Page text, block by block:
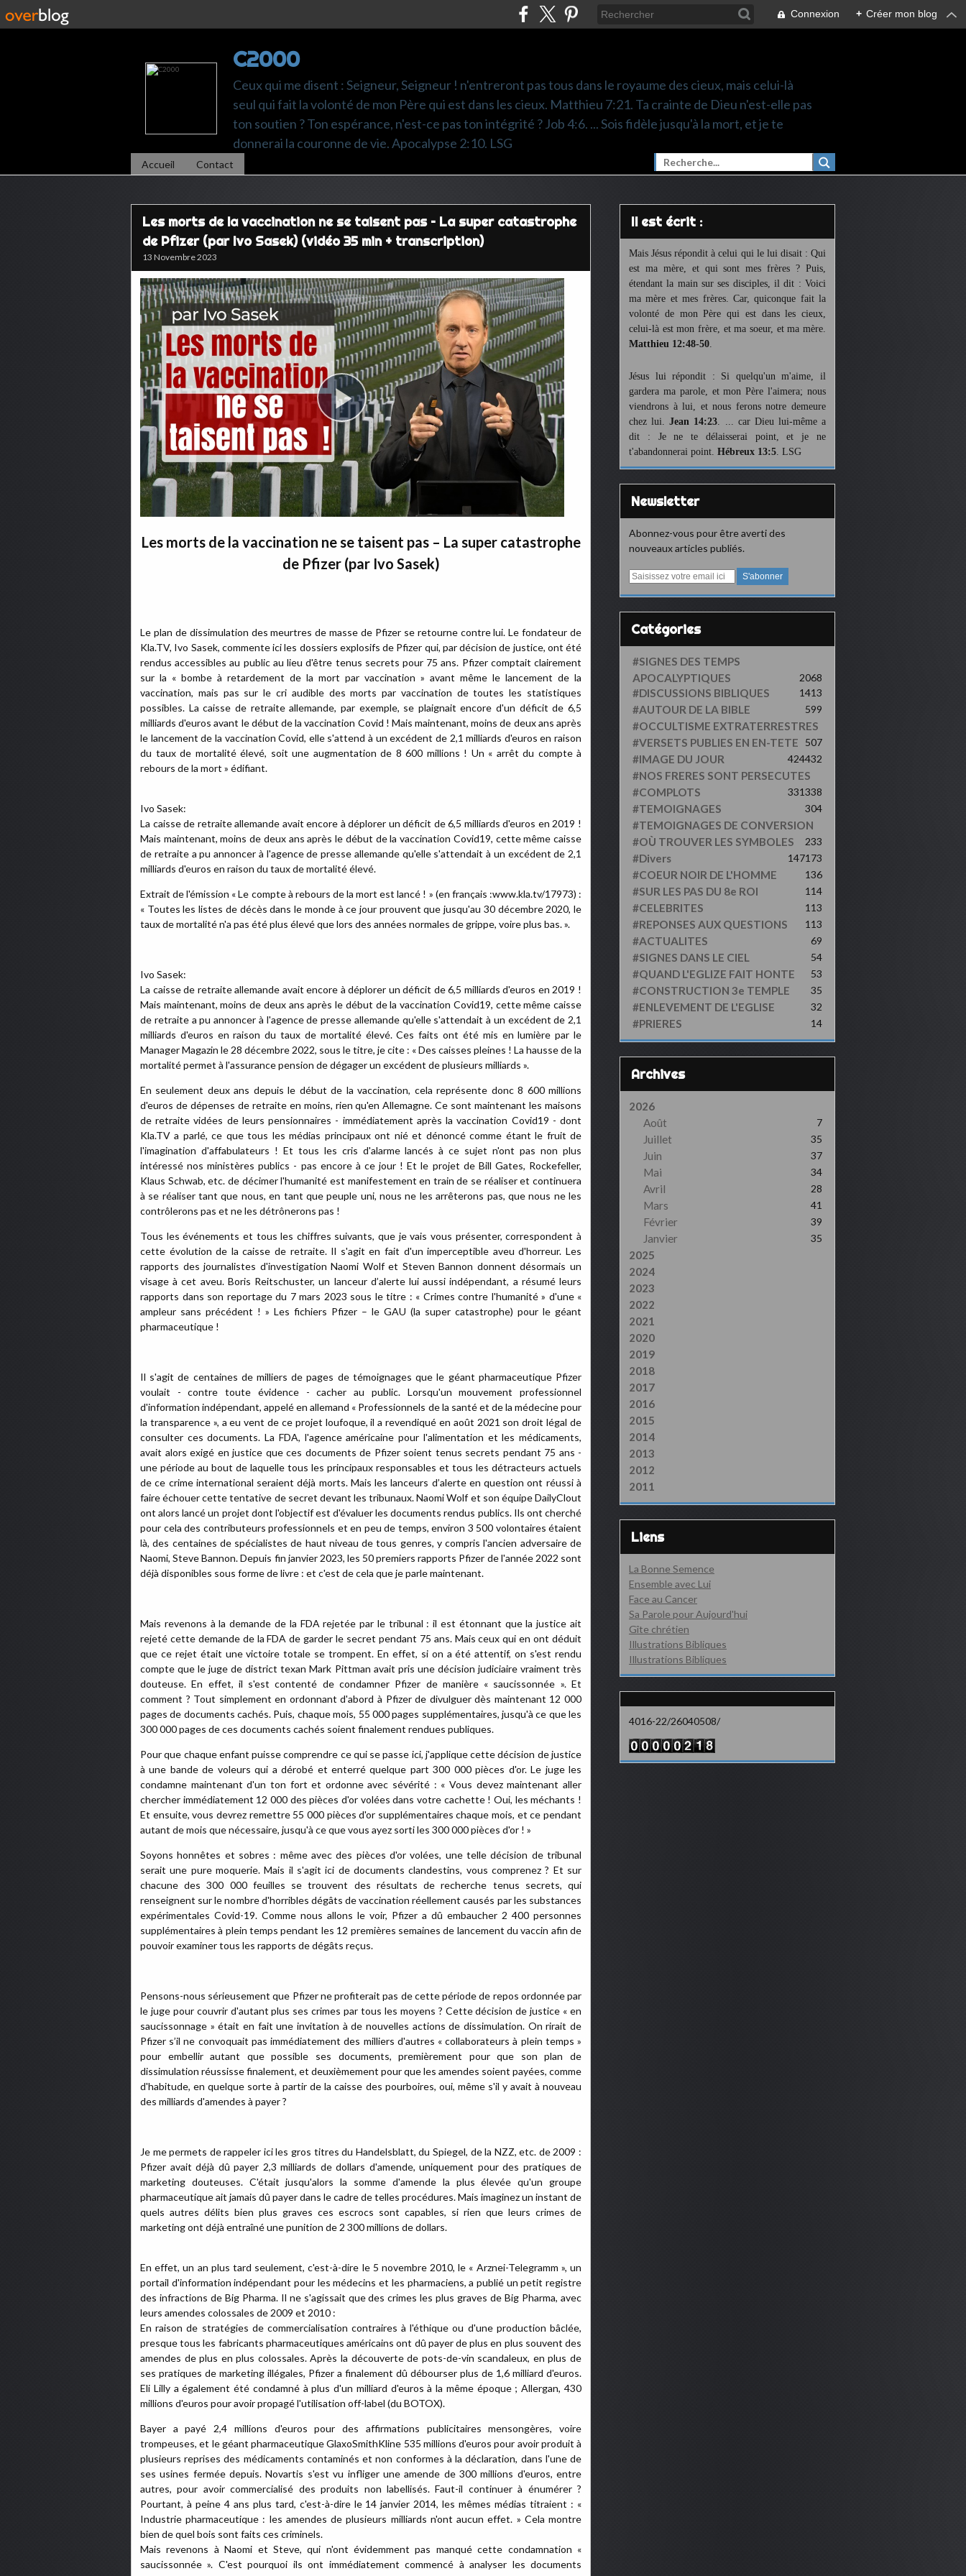
Connexion + Créer mon blog
C2000
Ceux qui me disent : Seigneur, Seigneur ! n'entreront pas tous dans le royaume des cieux, mais celui-là
seul qui fait la volonté de mon Père qui est dans les cieux. Matthieu 7:21. Ta crainte de Dieu n'est-elle pas
ton soutien ? Ton espérance, n'est-ce pas ton intégrité ? Job 4:6. ... Sois fidèle jusqu'à la mort, et je te
donnerai la couronne de vie. Apocalypse 2:10. LSG
Accueil Contact
Les morts de la vaccination ne se taisent pas – La super catastrophe
de Pfizer (par Ivo Sasek) (vidéo 35 min + transcription)
13 Novembre 2023
Les morts de la vaccination ne se taisent pas – La super catastrophe
de Pfizer (par Ivo Sasek)
Le plan de dissimulation des meurtres de masse de Pfizer se retourne contre lui. Le fondateur de
Kla.TV, Ivo Sasek, commente ici les dossiers explosifs de Pfizer qui, par décision de justice, ont été
rendus accessibles au public au lieu d'être tenus secrets pour 75 ans. Pfizer comptait clairement
sur la « bombe à retardement de la mort par vaccination » avant même le lancement de la
vaccination, mais pas sur le cri audible des morts par vaccination de toutes les statistiques
possibles. La caisse de retraite allemande, par exemple, se plaignait encore d'un déficit de 6,5
milliards d'euros avant le début de la vaccination Covid ! Mais maintenant, moins de deux ans après
le lancement de la vaccination Covid, elle s'attend à un excédent de 2,1 milliards d'euros en raison
du taux de mortalité élevé, soit une augmentation de 8 600 millions ! Un « arrêt du compte à
rebours de la mort » édifiant.
Ivo Sasek:
La caisse de retraite allemande avait encore à déplorer un déficit de 6,5 milliards d'euros en 2019 !
Mais maintenant, moins de deux ans après le début de la vaccination Covid19, cette même caisse
de retraite a pu annoncer à l'agence de presse allemande qu'elle s'attendait à un excédent de 2,1
milliards d'euros en raison du taux de mortalité élevé.
Extrait de l'émission « Le compte à rebours de la mort est lancé ! » (en français :www.kla.tv/17973) :
« Toutes les listes de décès dans le monde à ce jour prouvent que jusqu'au 30 décembre 2020, le
taux de mortalité n'a pas été plus élevé que lors des années normales de grippe, voire plus bas. ».
Ivo Sasek:
La caisse de retraite allemande avait encore à déplorer un déficit de 6,5 milliards d'euros en 2019 !
Mais maintenant, moins de deux ans après le début de la vaccination Covid19, cette même caisse
de retraite a pu annoncer à l'agence de presse allemande qu'elle s'attendait à un excédent de 2,1
milliards d'euros en raison du taux de mortalité élevé. Ces faits ont été mis en lumière par le
Manager Magazin le 28 décembre 2022, sous le titre, je cite : « Des caisses pleines ! La hausse de la
mortalité permet à l'assurance pension de dégager un excédent de plusieurs milliards ».
En seulement deux ans depuis le début de la vaccination, cela représente donc 8 600 millions
d'euros de dépenses de retraite en moins, rien qu'en Allemagne. Ce sont maintenant les maisons
de retraite vidées de leurs pensionnaires - immédiatement après la vaccination Covid19 - dont
Kla.TV a parlé, ce que tous les médias principaux ont nié et dénoncé comme étant le fruit de
l'imagination d'affabulateurs ! Et tous les cris d'alarme lancés à ce sujet n'ont pas non plus
intéressé nos ministères publics - pas encore à ce jour ! Et le projet de Bill Gates, Rockefeller,
Klaus Schwab, etc. de décimer l'humanité est manifestement en train de se réaliser et continuera
à se réaliser tant que nous, en tant que peuple uni, nous ne les arrêterons pas, que nous ne les
contrôlerons pas et ne les détrônerons pas !
Tous les événements et tous les chiffres suivants, que je vais vous présenter, correspondent à
cette évolution de la caisse de retraite. Il s'agit en fait d'un imperceptible aveu d'horreur. Les
rapports des journalistes d'investigation Naomi Wolf et Steven Bannon donnent désormais un
visage à cet aveu. Boris Reitschuster, un lanceur d’alerte lui aussi indépendant, a résumé leurs
rapports dans son reportage du 7 mars 2023 sous le titre : « Crimes contre l'humanité » d'une «
ampleur sans précédent ! » Les fichiers Pfizer – le GAU (la super catastrophe) pour le géant
pharmaceutique !
Il s'agit de centaines de milliers de pages de témoignages que le géant pharmaceutique Pfizer
voulait - contre toute évidence - cacher au public. Lorsqu'un mouvement professionnel
d'information indépendant, appelé en allemand « Professionnels de la santé et de la médecine pour
la transparence », a eu vent de ce projet loufoque, il a revendiqué en août 2021 son droit légal de
consulter ces documents. La FDA, l'agence américaine pour l'alimentation et les médicaments,
avait alors exigé en justice que ces documents de Pfizer soient tenus secrets pendant 75 ans -
une période au bout de laquelle tous les principaux responsables et tous les détracteurs actuels
de ce crime international seraient déjà morts. Mais les lanceurs d’alerte en question ont réussi à
faire échouer cette tentative de secret devant les tribunaux. Naomi Wolf et son équipe DailyClout
ont alors lancé un projet dont l'objectif est d'évaluer les documents rendus publics. Ils ont cherché
pour cela des contributeurs professionnels et en peu de temps, environ 3 500 volontaires étaient
là, des centaines de spécialistes de haut niveau de tous genres, y compris l'ancien adversaire de
Naomi, Steve Bannon. Depuis fin janvier 2023, les 50 premiers rapports Pfizer de l'année 2022 sont
déjà disponibles sous forme de livre : et c'est de cela que je parle maintenant.
Mais revenons à la demande de la FDA rejetée par le tribunal : il est étonnant que la justice ait
rejeté cette demande de la FDA de garder le secret pendant 75 ans. Mais ceux qui en ont déduit
que ce rejet était une victoire totale se trompent. En effet, si on a été attentif, on s'est rendu
compte que le juge de district texan Mark Pittman avait pris une décision judiciaire vraiment très
douteuse. En effet, il s'est contenté de condamner Pfizer de manière « saucissonnée ». Et
comment ? Tout simplement en ordonnant d'abord à Pfizer de divulguer dès maintenant 12 000
pages de documents cachés. Puis, chaque mois, 55 000 pages supplémentaires, jusqu'à ce que les
300 000 pages de ces documents cachés soient finalement rendues publiques.
Pour que chaque enfant puisse comprendre ce qui se passe ici, j'applique cette décision de justice
à une bande de voleurs qui a dérobé et enterré quelque part 300 000 pièces d'or. Le juge les
condamne maintenant d'un ton fort et ordonne avec sévérité : « Vous devez maintenant aller
chercher immédiatement 12 000 des pièces d'or volées dans votre cachette ! Oui, les méchants !
Et ensuite, vous devrez remettre 55 000 pièces d'or supplémentaires chaque mois, et ce pendant
autant de mois que nécessaire, jusqu'à ce que vous ayez sorti les 300 000 pièces d'or ! »
Soyons honnêtes et sobres : même avec des pièces d'or volées, une telle décision de tribunal
serait une pure moquerie. Mais il s'agit ici de documents clandestins, vous comprenez ? Et sur
chacune des 300 000 feuilles se trouvent des résultats de recherche tenus secrets, qui
renseignent sur le nombre d'horribles dégâts de vaccination réellement causés par les substances
expérimentales Covid-19. Comme nous allons le voir, Pfizer a dû embaucher 2 400 personnes
supplémentaires à plein temps pendant les 12 premières semaines de lancement du vaccin afin de
pouvoir examiner tous les rapports de dégâts reçus.
Pensons-nous sérieusement que Pfizer ne profiterait pas de cette période de repos ordonnée par
le juge pour couvrir d'autant plus ses crimes par tous les moyens ? Cette décision de justice « en
saucissonnage » était en fait une invitation à de nouvelles actions de dissimulation. On rirait de
Pfizer s’il ne convoquait pas immédiatement des milliers d'autres « collaborateurs à plein temps »
pour embellir autant que possible ses documents, premièrement pour que son plan de
dissimulation réussisse finalement, et deuxièmement pour que les amendes soient payées, comme
d'habitude, en quelque sorte à partir de la caisse des pourboires, oui, même s'il y avait à nouveau
des milliards d'amendes à payer ?
Je me permets de rappeler ici les gros titres du Handelsblatt, du Spiegel, de la NZZ, etc. de 2009 :
Pfizer avait déjà dû payer 2,3 milliards de dollars d'amende, uniquement pour des pratiques de
marketing douteuses. C'était jusqu'alors la somme d'amende la plus élevée qu'un groupe
pharmaceutique ait jamais dû payer dans le cadre de telles procédures. Mais imaginez un instant de
quels autres délits bien plus graves ces escrocs sont capables, si rien que leurs crimes de
marketing ont déjà entraîné une punition de 2 300 millions de dollars.
En effet, un an plus tard seulement, c'est-à-dire le 5 novembre 2010, le « Arznei-Telegramm », un
portail d'information indépendant pour les médecins et les pharmaciens, a publié un petit registre
des infractions de Big Pharma. Il ne s'agissait que des crimes les plus graves de Big Pharma, avec
leurs amendes colossales de 2009 et 2010 :
En raison de stratégies de commercialisation contraires à l'éthique ou d'une production bâclée,
presque tous les fabricants pharmaceutiques américains ont dû payer de plus en plus souvent des
amendes de plus en plus colossales. Après la découverte de pots-de-vin scandaleux, en plus de
ses pratiques de marketing illégales, Pfizer a finalement dû débourser plus de 1,6 milliard d'euros.
Eli Lilly a également été condamné à plus d'un milliard d'euros à la même époque ; Allergan, 430
millions d'euros pour avoir propagé l'utilisation off-label (du BOTOX).
Bayer a payé 2,4 millions d'euros pour des affirmations publicitaires mensongères, voire
trompeuses, et le géant pharmaceutique GlaxoSmithKline 535 millions d'euros pour avoir produit à
plusieurs reprises des médicaments contaminés et non conformes à la déclaration, dans l'une de
ses usines fermée depuis. Novartis s'est vu infliger une amende de 300 millions d'euros, entre
autres, pour avoir commercialisé des produits non labellisés. Faut-il continuer à énumérer ?
Pourtant, à peine 4 ans plus tard, c'est-à-dire le 14 janvier 2014, les mêmes médias titraient : «
Industrie pharmaceutique : les amendes de plusieurs milliards n'ont aucun effet. » Cela montre
bien de quel bois sont faits ces criminels.
Mais revenons à Naomi et Steve, qui n'ont évidemment pas manqué cette condamnation «
saucissonnée ». C'est pourquoi ils ont immédiatement commencé à analyser les documents
Il est écrit :
Mais Jésus répondit à celui qui le lui disait : Qui
est ma mère, et qui sont mes frères ? Puis,
étendant la main sur ses disciples, il dit : Voici
ma mère et mes frères. Car, quiconque fait la
volonté de mon Père qui est dans les cieux,
celui-là est mon frère, et ma soeur, et ma mère.
Matthieu 12:48-50.
Jésus lui répondit : Si quelqu'un m'aime, il
gardera ma parole, et mon Père l'aimera; nous
viendrons à lui, et nous ferons notre demeure
chez lui.Jean 14:23. ... car Dieu lui-même a
dit : Je ne te délaisserai point, et je ne
t'abandonnerai point. Hébreux 13:5. LSG
Newsletter
Abonnez-vous pour être averti des
nouveaux articles publiés.
E
a
i
Catégories
#SIGNES DES TEMPS
APOCALYPTIQUES 2068
#DISCUSSIONS BIBLIQUES 1413
#AUTOUR DE LA BIBLE 599
#OCCULTISME EXTRATERRESTRES
507
#VERSETS PUBLIES EN EN-TETE
432
#IMAGE DU JOUR 424
#NOS FRERES SONT PERSECUTES
338
#COMPLOTS 331
#TEMOIGNAGES 304
#TEMOIGNAGES DE CONVERSION
233
#OÙ TROUVER LES SYMBOLES
173
#Divers 147
#COEUR NOIR DE L'HOMME 136
#SUR LES PAS DU 8e ROI 114
#CELEBRITES 113
#REPONSES AUX QUESTIONS 113
#ACTUALITES 69
#SIGNES DANS LE CIEL 54
#QUAND L'EGLIZE FAIT HONTE 53
#CONSTRUCTION 3e TEMPLE 35
#ENLEVEMENT DE L'EGLISE 32
#PRIERES 14
Archives
2026
Août
7
Juillet 35
Juin 37
Mai 34
Avril 28
Mars 41
Février 39
Janvier 35
2025
2024
2023
2022
2021
2020
2019
2018
2017
2016
2015
2014
2013
2012
2011
Liens
La Bonne Semence
Ensemble avec Lui
Face au Cancer
Sa Parole pour Aujourd'hui
Gîte chrétien
Illustrations Bibliques
Illustrations Bibliques
4016-22/26040508/